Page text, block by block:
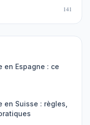
141
en Espagne : ce
en Suisse : règles,